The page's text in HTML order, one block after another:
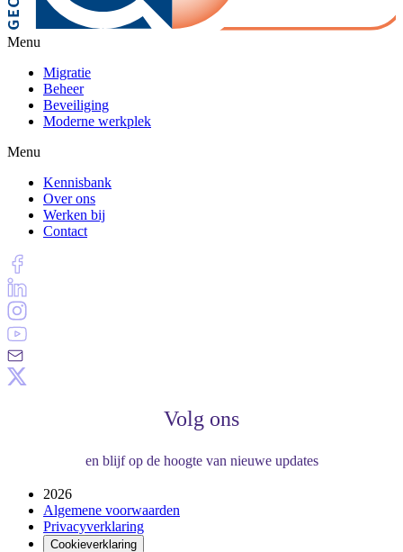
Menu
Migratie
Beheer
Beveiliging
Moderne werkplek
Menu
Kennisbank
Over ons
Werken bij
Contact
Volg ons
en blijf op de hoogte van nieuwe updates
2026
Algemene voorwaarden
Privacyverklaring
Cookieverklaring